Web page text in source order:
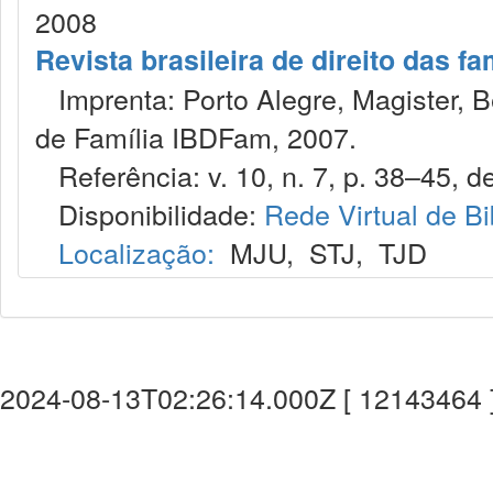
2008
Revista brasileira de direito das
Imprenta: Porto Alegre, Magister,
de Família IBDFam, 2007.
Referência: v. 10, n. 7, p. 38–45,
Disponibilidade: Rede Virtual de
Localização: MJU, STJ, TJD
2024-08-13T02:26:14.000Z [ 12143464